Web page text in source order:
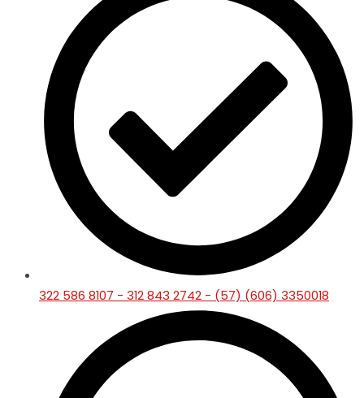
322 586 8107 - 312 843 2742 - (57) (606) 3350018